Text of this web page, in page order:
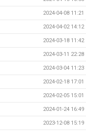
2024-04-08 11:21
2024-04-02 14:12
2024-03-18 11:42
2024-03-11 22:28
2024-03-04 11:23
2024-02-18 17:01
2024-02-05 15:01
2024-01-24 16:49
2023-12-08 15:19